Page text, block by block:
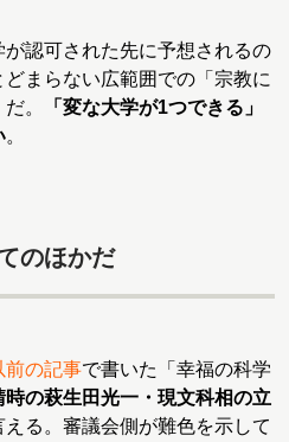
認可された先に予想されるの
まらない広範囲での「宗教に
。
「変な大学が1つできる」
。
のほかだ
前の記事で書いた「幸福の科学
時の萩生田光一・現文科相の立
える。審議会側が難色を示して